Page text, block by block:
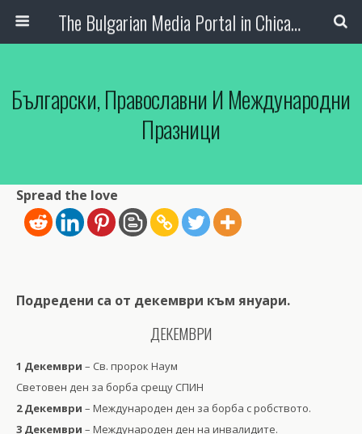
The Bulgarian Media Portal in Chicago
Български, Православни И Международни
Празници
Spread the love
Подредени са от декември към януари.
ДЕКЕМВРИ
1 Декември – Св. пророк Наум
Световен ден за борба срещу СПИН
2 Декември – Международен ден за борба с робството.
3 Декември – Международен ден на инвалидите.